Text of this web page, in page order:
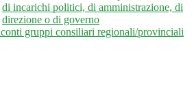
di incarichi politici, di amministrazione, di
direzione o di governo
gruppi consiliari regionali/provinciali